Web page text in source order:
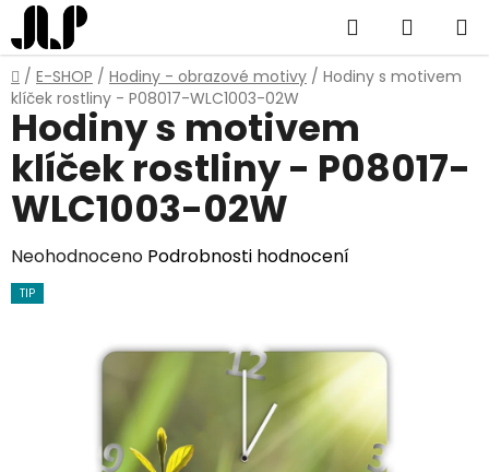
Přejít
na
obsah
Hledat
KOŠÍK
Domů
/ E-SHOP / Hodiny - obrazové motivy / Hodiny s motivem
klíček rostliny - P08017-WLC1003-02W
Hodiny s motivem
klíček rostliny - P08017-
WLC1003-02W
Průměrné
hodnocení
Neohodnoceno Podrobnosti hodnocení
TIP